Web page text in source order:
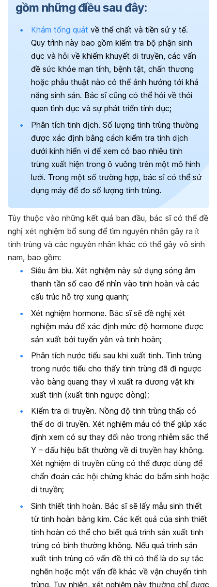
gồm những điều sau đây:
Khám tổng quát về thể chất và tiền sử y tế.
Quy trình này bao gồm kiểm tra bộ phận sinh
dục và hỏi về khiếm khuyết di truyền, các vấn
đề sức khỏe mạn tính, bệnh tật, chấn thương
hoặc phẫu thuật nào có thể ảnh hưởng tới khả
năng sinh sản. Bác sĩ cũng có thể hỏi về thói
quen tình dục và sự phát triển tính dục;
Phân tích tinh dịch. Số lượng tinh trùng thường
được xác định bằng cách kiểm tra tinh dịch
dưới kính hiển vi để xem có bao nhiêu tinh
trùng xuất hiện trong ô vuông trên một mô hình
lưới. Trong một số trường hợp, bác sĩ có thể sử
dụng máy để đo số lượng tinh trùng.
Tùy thuộc vào những kết quả ban đầu, bác sĩ có thể đề
nghị xét nghiệm bổ sung để tìm nguyên nhân gây ra ít
tinh trùng và các nguyên nhân khác có thể gây vô sinh
nam, bao gồm:
Siêu âm bìu. Xét nghiệm này sử dụng sóng âm
thanh tần số cao để nhìn vào tinh hoàn và các
cấu trúc hỗ trợ xung quanh;
Xét nghiệm hormone. Bác sĩ sẽ đề nghị xét
nghiệm máu để xác định mức độ hormone được
sản xuất bởi tuyến yên và tinh hoàn;
Phân tích nước tiểu sau khi xuất tinh. Tinh trùng
trong nước tiểu cho thấy tinh trùng đã đi ngược
vào bàng quang thay vì xuất ra dương vật khi
xuất tinh (xuất tinh ngược dòng);
Kiểm tra di truyền. Nồng độ tinh trùng thấp có
thể do di truyền. Xét nghiệm máu có thể giúp xác
định xem có sự thay đổi nào trong nhiễm sắc thể
Y – dấu hiệu bất thường về di truyền hay không.
Xét nghiệm di truyền cũng có thể được dùng để
chẩn đoán các hội chứng khác do bẩm sinh hoặc
di truyền;
Sinh thiết tinh hoàn. Bác sĩ sẽ lấy mẫu sinh thiết
từ tinh hoàn bằng kim. Các kết quả của sinh thiết
tinh hoàn có thể cho biết quá trình sản xuất tinh
trùng có bình thường không. Nếu quá trình sản
xuất tinh trùng có vấn đề thì có thể là do sự tắc
nghẽn hoặc một vấn đề khác về vận chuyển tinh
trùng. Tuy nhiên, xét nghiệm này thường chỉ được